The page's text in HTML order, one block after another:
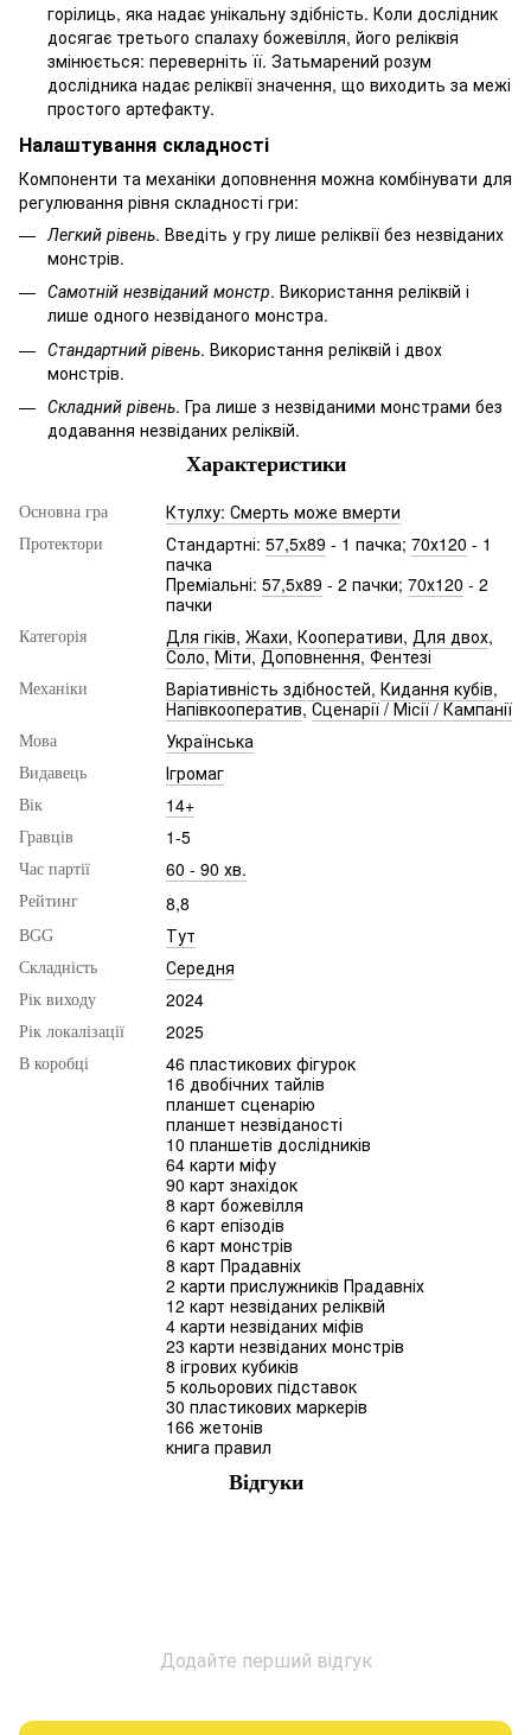
горілиць, яка надає унікальну здібність. Коли дослідник
досягає третього спалаху божевілля, його реліквія
змінюється: переверніть її. Затьмарений розум
дослідника надає реліквії значення, що виходить за межі
простого артефакту.
Налаштування складності
Компоненти та механіки доповнення можна комбінувати для
регулювання рівня складності гри:
Легкий рівень. Введіть у гру лише реліквії без незвіданих
монстрів.
Самотній незвіданий монстр. Використання реліквій і
лише одного незвіданого монстра.
Стандартний рівень. Використання реліквій і двох
монстрів.
Складний рівень. Гра лише з незвіданими монстрами без
додавання незвіданих реліквій.
Характеристики
Основна гра Ктулху: Смерть може вмерти
Протектори Стандартні: 57,5x89 - 1 пачка; 70х120 - 1
пачка
Преміальні: 57,5x89 - 2 пачки; 70х120 - 2
пачки
Категорія Для гіків, Жахи, Кооперативи, Для двох,
Соло,Міти,Доповнення,Фентезі
Механіки Варіативність здібностей, Кидання кубів,
Напівкооператив,Сценарії / Місії / Кампанії
Мова Українська
Видавець Ігромаг
Вік 14+
Гравців 1-5
Час партії 60 - 90 хв.
Рейтинг 8,8
BGG Тут
Складність Середня
Рік виходу 2024
Рік локалізації 2025
В коробці
46 пластикових фігурок
16 двобічних тайлів
планшет сценарію
планшет незвіданості
10 планшетів дослідників
64 карти міфу
90 карт знахідок
8 карт божевілля
6 карт епізодів
6 карт монстрів
8 карт Прадавніх
2 карти прислужників Прадавніх
12 карт незвіданих реліквій
4 карти незвіданих міфів
23 карти незвіданих монстрів
8 ігрових кубиків
5 кольорових підставок
30 пластикових маркерів
166 жетонів
книга правил
Відгуки
Додайте перший відгук